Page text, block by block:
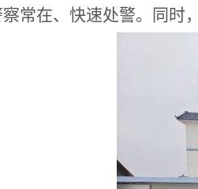
常在、快速处警。同时